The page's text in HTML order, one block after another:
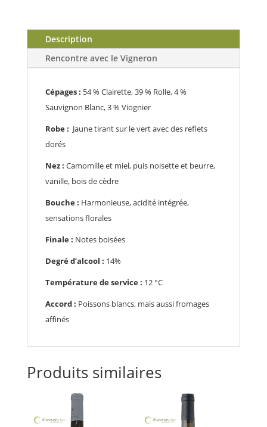
Description
Rencontre avec le Vigneron
Cépages : 54 % Clairette, 39 % Rolle, 4 %
Sauvignon Blanc, 3 % Viognier
Robe : Jaune tirant sur le vert avec des reflets
dorés
Nez : Camomille et miel, puis noisette et beurre,
vanille, bois de cèdre
Bouche : Harmonieuse, acidité intégrée,
sensations florales
Finale : Notes boisées
Degré d’alcool : 14%
Température de service : 12 °C
Accord : Poissons blancs, mais aussi fromages
affinés
Produits similaires